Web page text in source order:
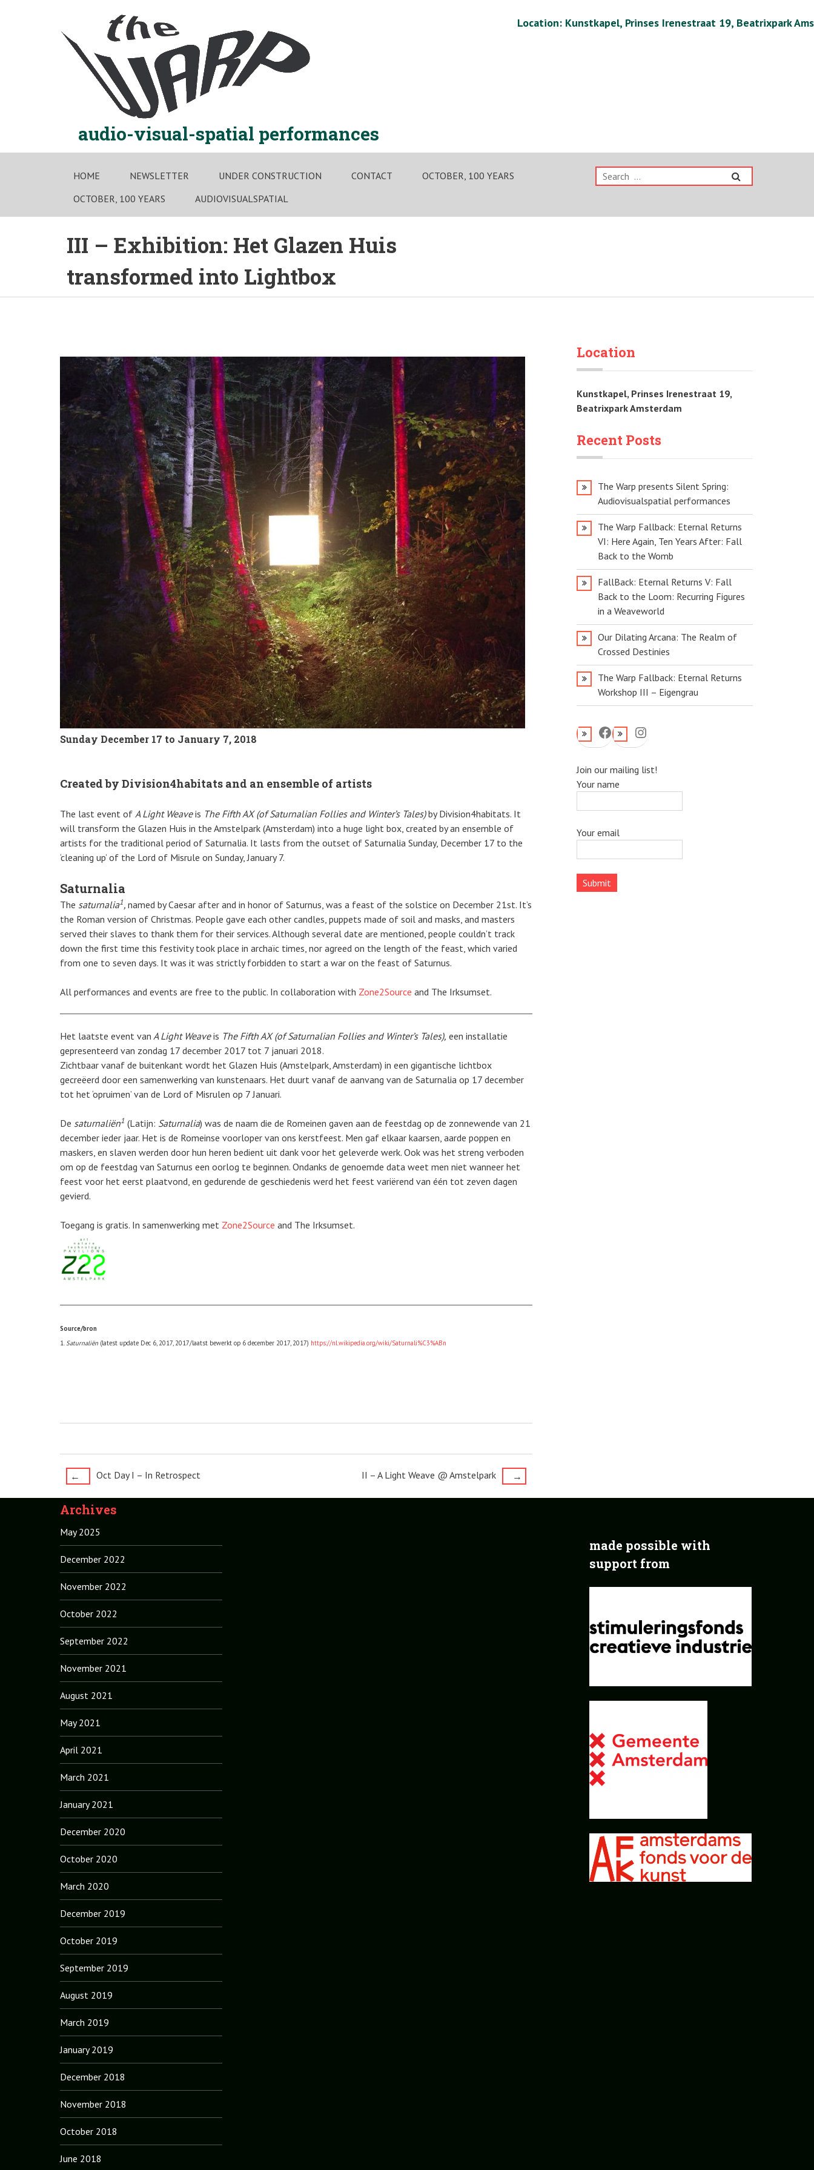
audio-visual-spatial performances
Location: Kunstkapel, Prinses Irenestraat 19, Beatrixpark
HOME NEWSLETTER UNDER CONSTRUCTION CONTACT
OCTOBER, 100 YEARS
OCTOBER, 100 YEARS
AUDIOVISUALSPATIAL
Search
for:
III – Exhibition: Het Glazen Huis
transformed into Lightbox
Sunday December 17 to January 7, 2018
Created by Division4habitats and an ensemble of artists
The last event of A Light Weaveis The Fifth AX (of Saturnalian Follies and Winter’s Tales)by Division4habitats. It
will transform the Glazen Huis in the Amstelpark (Amsterdam) into a huge light box, created by an ensemble of
artists for the traditional period of Saturnalia. It lasts from the outset of Saturnalia Sunday, December 17 to the
‘cleaning up’ of the Lord of Misrule on Sunday, January 7.
Saturnalia
The saturnalia1, named by Caesar after and in honor of Saturnus, was a feast of the solstice on December 21st. It’s
the Roman version of Christmas. People gave each other candles, puppets made of soil and masks, and masters
served their slaves to thank them for their services. Although several date are mentioned, people couldn’t track
down the first time this festivity took place in archaïc times, nor agreed on the length of the feast, which varied
from one to seven days. It was it was strictly forbidden to start a war on the feast of Saturnus.
All performances and events are free to the public. In collaboration with Zone2Source and The Irksumset.
Het laatste event van A Light Weaveis The Fifth AX (of Saturnalian Follies and Winter’s Tales), een installatie
gepresenteerd van zondag 17 december 2017 tot 7 januari 2018.
Zichtbaar vanaf de buitenkant wordt het Glazen Huis (Amstelpark, Amsterdam) in een gigantische lichtbox
gecreëerd door een samenwerking van kunstenaars. Het duurt vanaf de aanvang van de Saturnalia op 17 december
tot het ‘opruimen’ van de Lord of Misrulen op 7 Januari.
De saturnaliën1 (Latijn: Saturnalia) was de naam die de Romeinen gaven aan de feestdag op de zonnewende van 21
december ieder jaar. Het is de Romeinse voorloper van ons kerstfeest. Men gaf elkaar kaarsen, aarde poppen en
maskers, en slaven werden door hun heren bedient uit dank voor het geleverde werk. Ook was het streng verboden
om op de feestdag van Saturnus een oorlog te beginnen. Ondanks de genoemde data weet men niet wanneer het
feest voor het eerst plaatvond, en gedurende de geschiedenis werd het feest variërend van één tot zeven dagen
gevierd.
Toegang is gratis. In samenwerking met Zone2Source and The Irksumset.
Source/bron
1.Saturnaliën (latest update Dec 6, 2017, 2017/laatst bewerkt op 6 december 2017, 2017) https://nl.wikipedia.org/wiki/Saturnali%C3%ABn
Post
navigation
← Oct Day I – In Retrospect II – A Light Weave @ Amstelpark →
Location
Kunstkapel, Prinses Irenestraat 19,
Beatrixpark Amsterdam
Recent Posts
The Warp presents Silent Spring:
Audiovisualspatial performances
The Warp Fallback: Eternal Returns
VI: Here Again, Ten Years After: Fall
Back to the Womb
FallBack: Eternal Returns V: Fall
Back to the Loom: Recurring Figures
in a Weaveworld
Our Dilating Arcana: The Realm of
Crossed Destinies
The Warp Fallback: Eternal Returns
Workshop III – Eigengrau
FacebookInstagram
Join our mailing list!
Your name
Your email
Archives
May 2025
December 2022
November 2022
October 2022
September 2022
November 2021
August 2021
May 2021
April 2021
March 2021
January 2021
December 2020
October 2020
March 2020
December 2019
October 2019
September 2019
August 2019
March 2019
January 2019
December 2018
November 2018
October 2018
June 2018
made possible with
support from